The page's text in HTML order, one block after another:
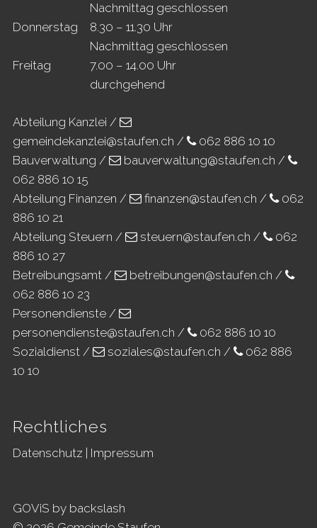
Nachmittag geschlossen
Donnerstag
8.30 – 11.30 Uhr
Nachmittag geschlossen
Freitag
7.00 – 14.00 Uhr
durchgehend
Abteilung Kanzlei /
gemeindekanzlei@staufen.ch /
062 886 10 10
Bauverwaltung /
bauverwaltung@staufen.ch /
062 886 10 15
Abteilung Finanzen /
finanzen@staufen.ch /
062
886 10 21
Abteilung Steuern /
steuern@staufen.ch /
062
886 10 27
Betreibungsamt /
betreibungen@staufen.ch /
062 886 10 23
Personendienste /
personendienste@staufen.ch /
062 886 10 10
Sozialdienst /
soziales@staufen.ch /
062 886
10 10
Rechtliches
Datenschutz Impressum
GOViS by backslash